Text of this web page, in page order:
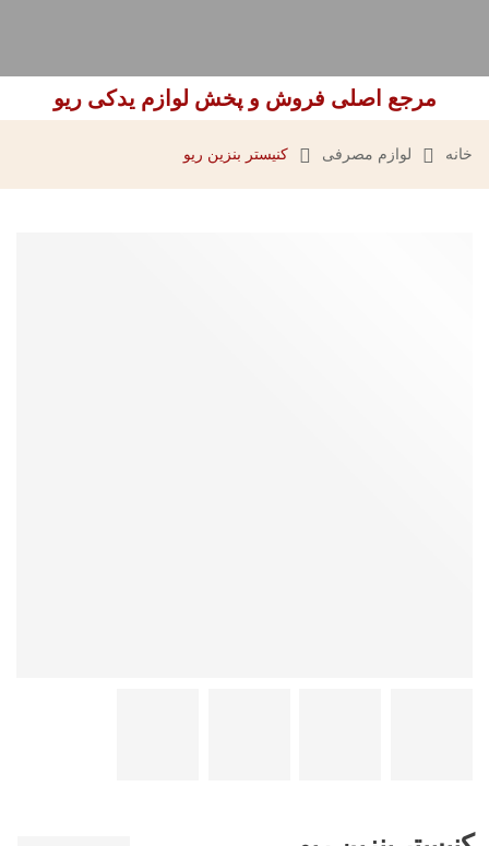
مرجع اصلی فروش و پخش لوازم یدکی ریو
خانه لوازم مصرفی کنیستر بنزین ریو